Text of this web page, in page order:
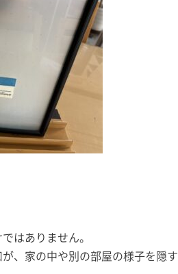
はありません。
、家の中や別の部屋の様子を隠す